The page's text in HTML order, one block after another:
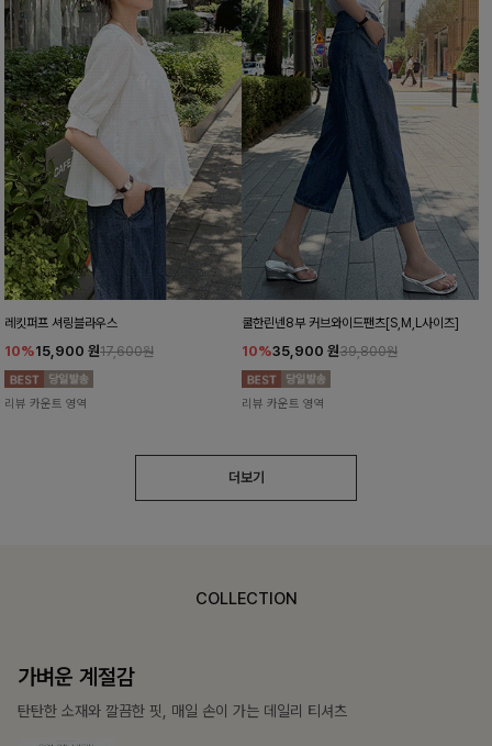
레킷퍼프 셔링블라우스
10%15,900 원17,600원
리뷰 카운트 영역
쿨한린넨8부 커브와이드팬츠[S,M,L사이즈]
10%35,900 원39,800원
리뷰 카운트 영역
더보기
COLLECTION
가장 쉬운 코디
특별한 날부터 일상까지 함께하는 룩